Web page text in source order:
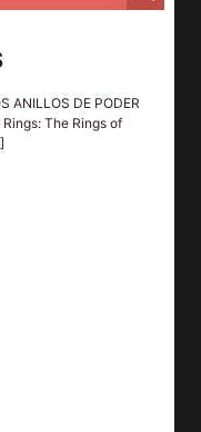
ANILLOS DE PODER
The Rings of